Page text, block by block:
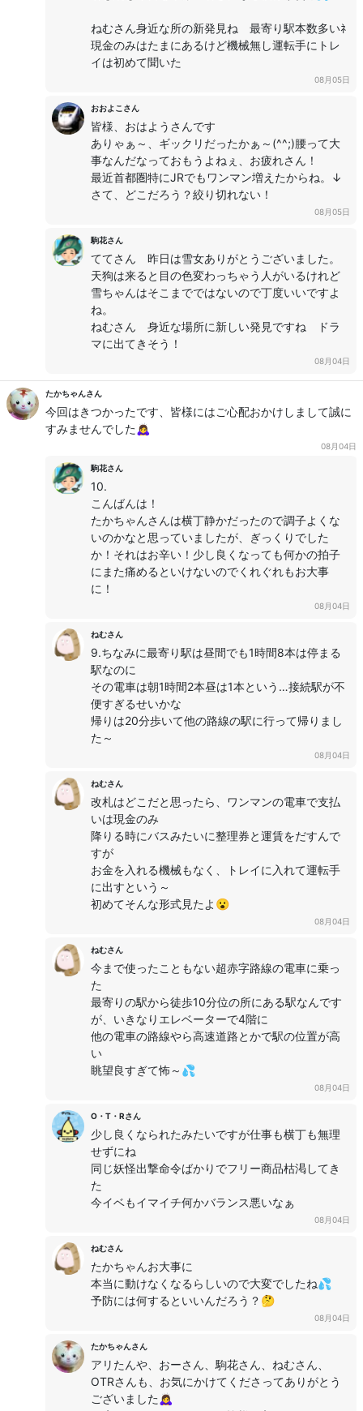
ねむさん身近な所の新発見ね 最寄り駅本数多いﾈ
現金のみはたまにあるけど機械無し運転手にトレ
イは初めて聞いた
08月05日
おおよこさん
皆様、おはようさんです
ありゃぁ～、ギックリだったかぁ～(^^;)腰って大
事なんだなっておもうよねぇ、お疲れさん！
最近首都圏特にJRでもワンマン増えたからね。↓
さて、どこだろう？絞り切れない！
08月05日
駒花さん
ててさん 昨日は雪女ありがとうございました。
天狗は来ると目の色変わっちゃう人がいるけれど
雪ちゃんはそこまでではないので丁度いいですよ
ね。
ねむさん 身近な場所に新しい発見ですね ドラ
マに出てきそう！
08月04日
たかちゃんさん
今回はきつかったです、皆様にはご心配おかけしまして誠に
すみませんでした🙇‍♀️
08月04日
駒花さん
10.
こんばんは！
たかちゃんさんは横丁静かだったので調子よくな
いのかなと思っていましたが、ぎっくりでした
か！それはお辛い！少し良くなっても何かの拍子
にまた痛めるといけないのでくれぐれもお大事
に！
08月04日
ねむさん
9.ちなみに最寄り駅は昼間でも1時間8本は停まる
駅なのに
その電車は朝1時間2本昼は1本という…接続駅が不
便すぎるせいかな
帰りは20分歩いて他の路線の駅に行って帰りまし
た～
08月04日
ねむさん
改札はどこだと思ったら、ワンマンの電車で支払
いは現金のみ
降りる時にバスみたいに整理券と運賃をだすんで
すが
お金を入れる機械もなく、トレイに入れて運転手
に出すという～
初めてそんな形式見たよ😮
08月04日
ねむさん
今まで使ったこともない超赤字路線の電車に乗っ
た
最寄りの駅から徒歩10分位の所にある駅なんです
が、いきなりエレベーターで4階に
他の電車の路線やら高速道路とかで駅の位置が高
い
眺望良すぎて怖～💦
08月04日
O・T・Rさん
少し良くなられたみたいですが仕事も横丁も無理
せずにね
同じ妖怪出撃命令ばかりでフリー商品枯渇してき
た
今イベもイマイチ何かバランス悪いなぁ
08月04日
ねむさん
たかちゃんお大事に
本当に動けなくなるらしいので大変でしたね💦
予防には何するといいんだろう？🤔
08月04日
たかちゃんさん
アリたんや、おーさん、駒花さん、ねむさん、
OTRさんも、お気にかけてくださってありがとう
ございました🙇‍♀️